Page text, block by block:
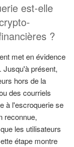
est-elle
?
met en évidence
Jusqu'à présent,
hors de la
des courriels
à l'escroquerie se
reconnue,
les utilisateurs
étape montre